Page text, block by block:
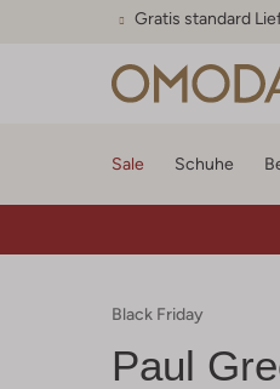
Gratis standard
Sale Schuhe
Black Friday
Paul